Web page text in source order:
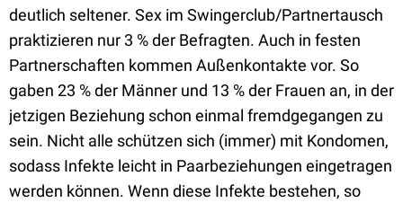
deutlich seltener. Sex im Swingerclub/Partnertausch
praktizieren nur 3 % der Befragten. Auch in festen
Partnerschaften kommen Außenkontakte vor. So
gaben 23 % der Männer und 13 % der Frauen an, in der
jetzigen Beziehung schon einmal fremdgegangen zu
sein. Nicht alle schützen sich (immer) mit Kondomen,
sodass Infekte leicht in Paarbeziehungen eingetragen
werden können. Wenn diese Infekte bestehen, so